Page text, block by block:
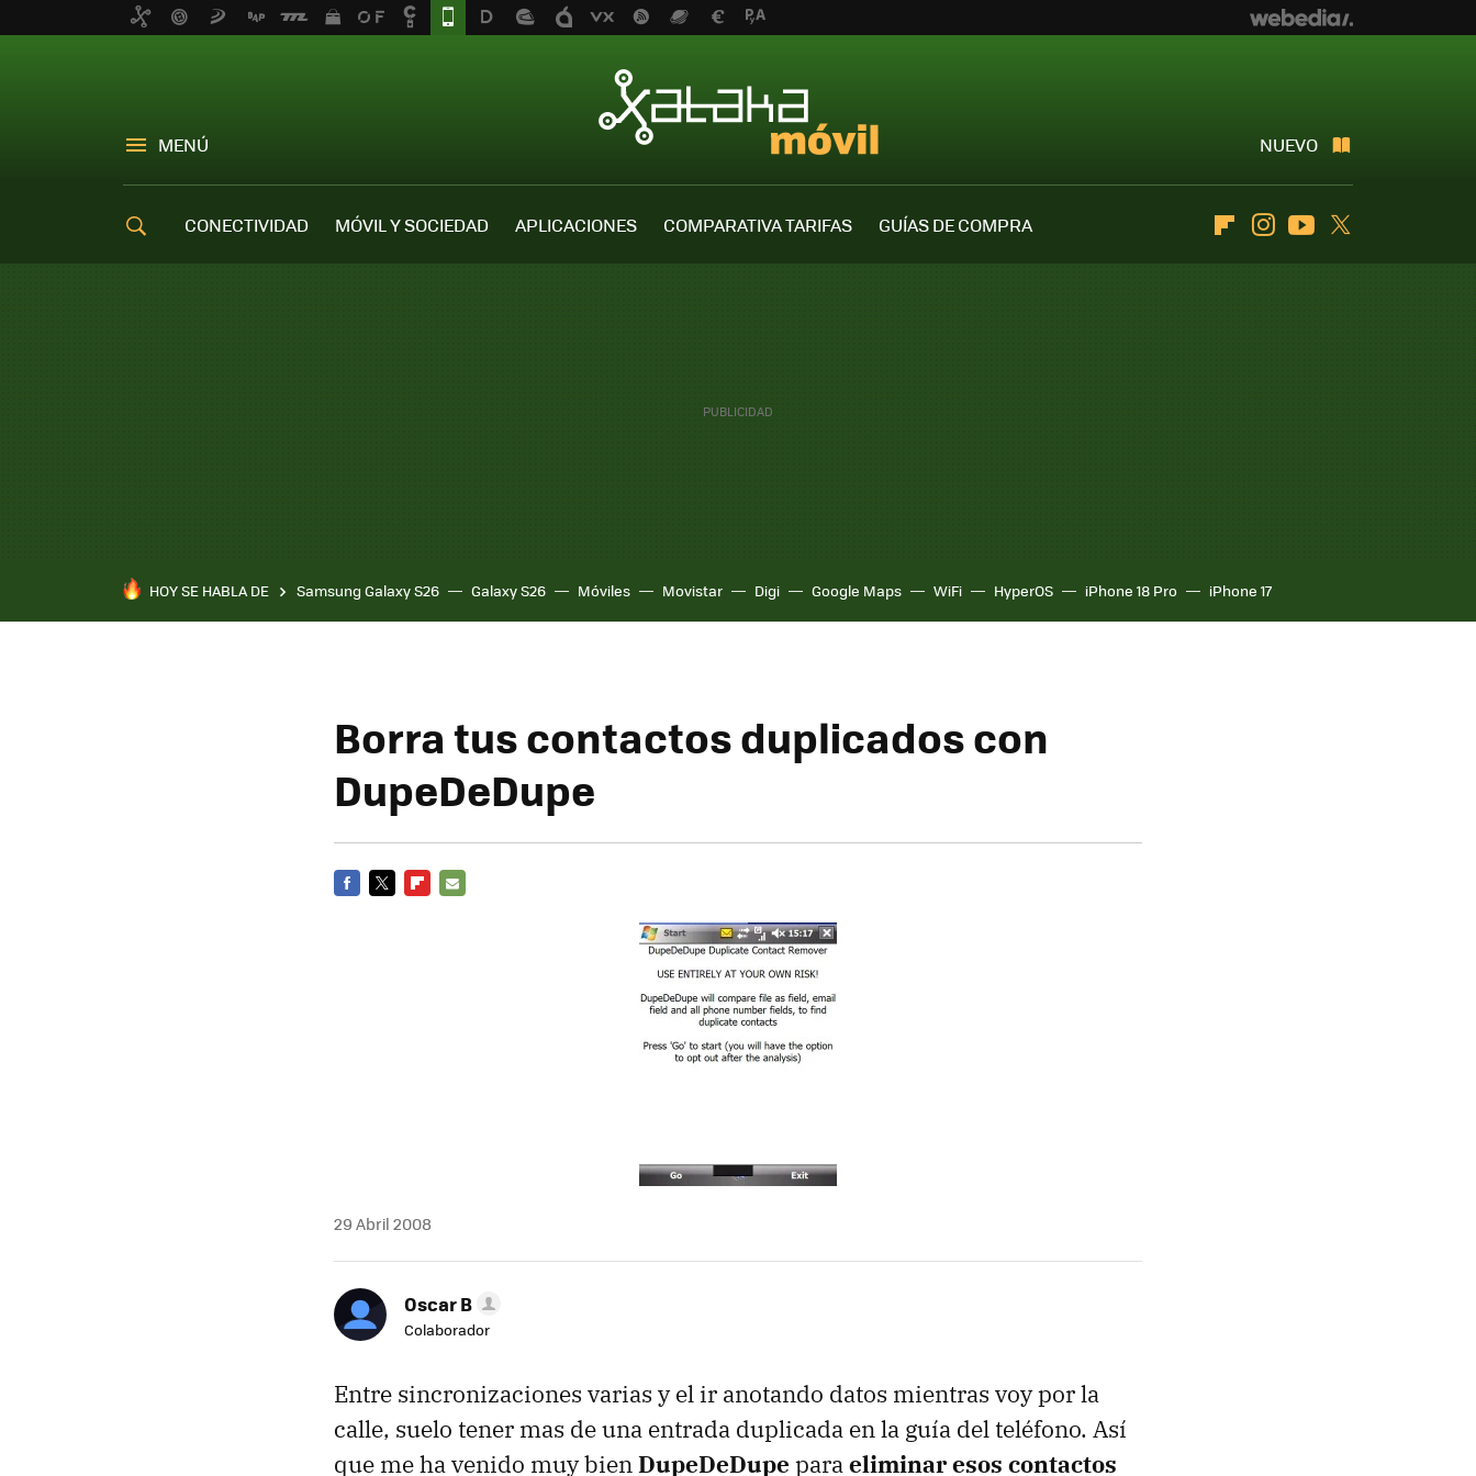
MENÚ NUEVO
CONECTIVIDAD MÓVIL Y SOCIEDAD APLICACIONES COMPARATIVA TARIFAS
GUÍAS DE COMPRA
FlipboardInstagramYoutube
HOY SE HABLA DE Samsung Galaxy S26 Galaxy S26 Móviles Movistar Digi Google Maps WiFi HyperOS iPhone 18 Pro iPhone 17
Borra tus contactos duplicados con
DupeDeDupe
29 Abril 2008
Oscar B
Colaborador
Entre sincronizaciones varias y el ir anotando datos mientras voy por la
calle, suelo tener mas de una entrada duplicada en la guía del teléfono. Así
que me ha venido muy bienDupeDeDupe paraeliminar esos contactos